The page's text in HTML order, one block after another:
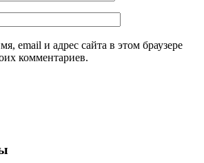
email и адрес сайта в этом браузере
комментариев.